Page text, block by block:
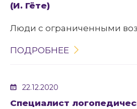
(И. Гёте)
Люди с ограниченными
ПОДРОБНЕЕ
22.12.2020
Специалист